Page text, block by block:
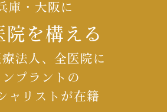
庫 ・大阪に
院 を構える
法人、全医院に
ンプラントの
ャリストが在籍